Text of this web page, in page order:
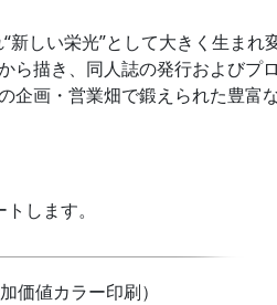
しい栄光”として大きく生まれ
ら描き、同人誌の発行およびプ
企画・営業畑で鍛えられた豊富
します。
値カラー印刷）